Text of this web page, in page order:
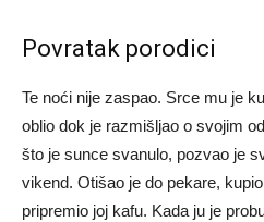
Povratak porodici
Te noći nije zaspao. Srce mu je
oblio dok je razmišljao o svojim
što je sunce svanulo, pozvao je
vikend. Otišao je do pekare,
pripremio joj kafu. Kada ju je